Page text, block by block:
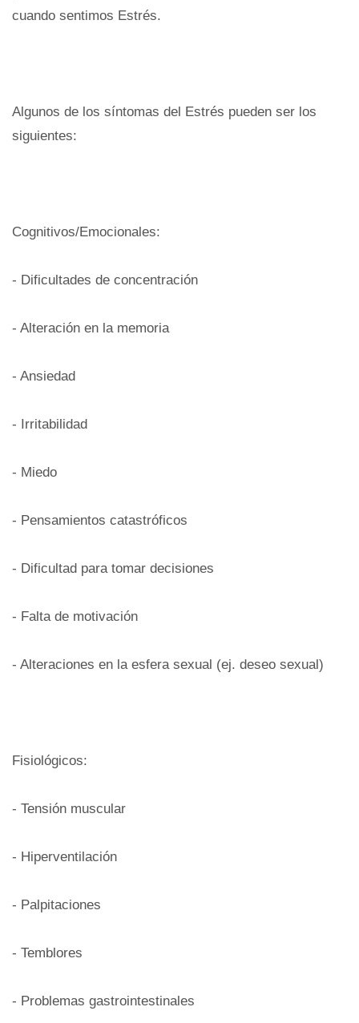
cuando sentimos Estrés.
Algunos de los síntomas del Estrés pueden ser los
siguientes:
Cognitivos/Emocionales:
- Dificultades de concentración
- Alteración en la memoria
- Ansiedad
- Irritabilidad
- Miedo
- Pensamientos catastróficos
- Dificultad para tomar decisiones
- Falta de motivación
- Alteraciones en la esfera sexual (ej. deseo sexual)
Fisiológicos:
- Tensión muscular
- Hiperventilación
- Palpitaciones
- Temblores
- Problemas gastrointestinales